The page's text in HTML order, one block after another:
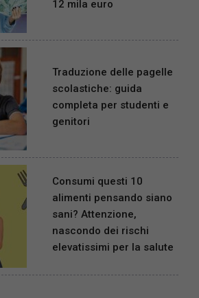
12 mila euro
Traduzione delle pagelle
scolastiche: guida
completa per studenti e
genitori
Consumi questi 10
alimenti pensando siano
sani? Attenzione,
nascondo dei rischi
elevatissimi per la salute